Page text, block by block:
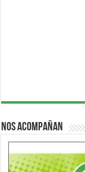
Nos acompañan